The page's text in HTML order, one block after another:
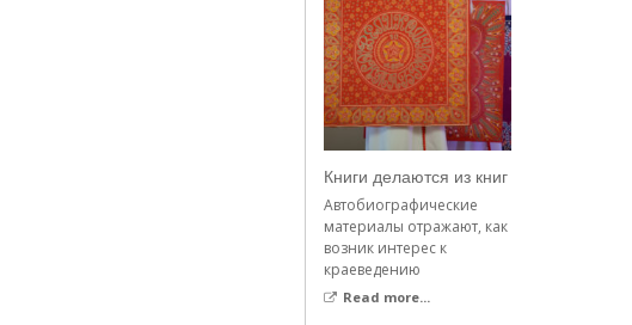
Книги делаются из книг
Автобиографические
материалы отражают, как
возник интерес к
краеведению
Read more...